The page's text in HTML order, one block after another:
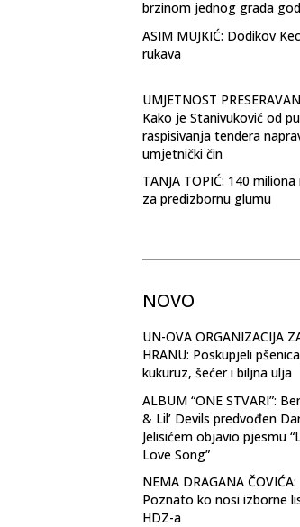
brzinom jednog grada
ASIM MUJKIĆ: Dodikov
rukava
UMJETNOST
Kako je Stanivuković od
raspisivanja tendera
umjetnički čin
TANJA TOPIĆ: 140
za predizbornu glumu
NOVO
UN-OVA ORGANIZACIJA
HRANU: Poskupjeli
kukuruz, šećer i biljna ulja
ALBUM “ONE STVARI”:
& Lil’ Devils predvođen
Jelisićem objavio pjesmu
Love Song”
NEMA DRAGANA ČOVIĆA:
Poznato ko nosi izborne
HDZ-a